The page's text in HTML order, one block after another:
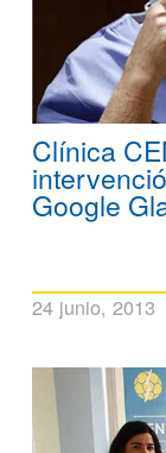
Clínica
Google
24 junio, 2013